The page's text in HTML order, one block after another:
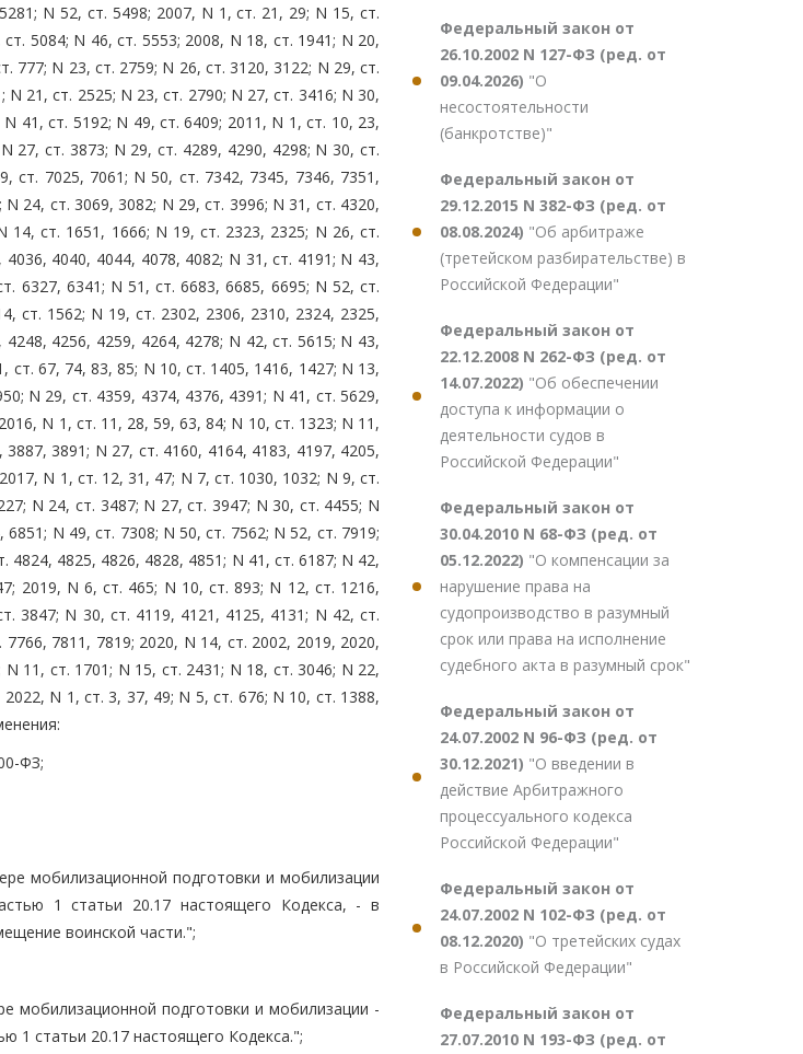
N 52, ст. 5498; 2007, N 1, ст. 21, 29; N 15, ст.
5084; N 46, ст. 5553; 2008, N 18, ст. 1941; N 20,
777; N 23, ст. 2759; N 26, ст. 3120, 3122; N 29, ст.
21, ст. 2525; N 23, ст. 2790; N 27, ст. 3416; N 30,
41, ст. 5192; N 49, ст. 6409; 2011, N 1, ст. 10, 23,
27, ст. 3873; N 29, ст. 4289, 4290, 4298; N 30, ст.
ст. 7025, 7061; N 50, ст. 7342, 7345, 7346, 7351,
24, ст. 3069, 3082; N 29, ст. 3996; N 31, ст. 4320,
ст. 1651, 1666; N 19, ст. 2323, 2325; N 26, ст.
4040, 4044, 4078, 4082; N 31, ст. 4191; N 43,
6327, 6341; N 51, ст. 6683, 6685, 6695; N 52, ст.
ст. 1562; N 19, ст. 2302, 2306, 2310, 2324, 2325,
4256, 4259, 4264, 4278; N 42, ст. 5615; N 43,
ст. 67, 74, 83, 85; N 10, ст. 1405, 1416, 1427; N 13,
N 29, ст. 4359, 4374, 4376, 4391; N 41, ст. 5629,
N 1, ст. 11, 28, 59, 63, 84; N 10, ст. 1323; N 11,
3891; N 27, ст. 4160, 4164, 4183, 4197, 4205,
N 1, ст. 12, 31, 47; N 7, ст. 1030, 1032; N 9, ст.
N 24, ст. 3487; N 27, ст. 3947; N 30, ст. 4455; N
N 49, ст. 7308; N 50, ст. 7562; N 52, ст. 7919;
4824, 4825, 4826, 4828, 4851; N 41, ст. 6187; N 42,
2019, N 6, ст. 465; N 10, ст. 893; N 12, ст. 1216,
3847; N 30, ст. 4119, 4121, 4125, 4131; N 42, ст.
7811, 7819; 2020, N 14, ст. 2002, 2019, 2020,
11, ст. 1701; N 15, ст. 2431; N 18, ст. 3046; N 22,
N 1, ст. 3, 37, 49; N 5, ст. 676; N 10, ст. 1388,
ФЗ;
мобилизационной подготовки и мобилизации
1 статьи 20.17 настоящего Кодекса, - в
воинской части.";
мобилизационной подготовки и мобилизации -
1 статьи 20.17 настоящего Кодекса.";
Федеральный закон от
26.10.2002 N 127-ФЗ (ред. от
09.04.2026) "О
несостоятельности
(банкротстве)"
Федеральный закон от
29.12.2015 N 382-ФЗ (ред. от
08.08.2024) "Об арбитраже
(третейском разбирательстве) в
Российской Федерации"
Федеральный закон от
22.12.2008 N 262-ФЗ (ред. от
14.07.2022) "Об обеспечении
доступа к информации о
деятельности судов в
Российской Федерации"
Федеральный закон от
30.04.2010 N 68-ФЗ (ред. от
05.12.2022) "О компенсации за
нарушение права на
судопроизводство в разумный
срок или права на исполнение
судебного акта в разумный срок"
Федеральный закон от
24.07.2002 N 96-ФЗ (ред. от
30.12.2021) "О введении в
действие Арбитражного
процессуального кодекса
Российской Федерации"
Федеральный закон от
24.07.2002 N 102-ФЗ (ред. от
08.12.2020) "О третейских судах
в Российской Федерации"
Федеральный закон от
27.07.2010 N 193-ФЗ (ред. от